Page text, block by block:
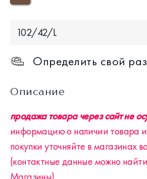
102/42/L
Определить свой
Описание
продажа товара через сайт не
информацию о наличии товара
покупки уточняйте в магазинах
(контактные данные можно